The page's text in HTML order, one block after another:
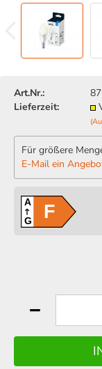
Art.Nr.:
Lieferzeit:
Für größere
E-Mail ein
A
GF